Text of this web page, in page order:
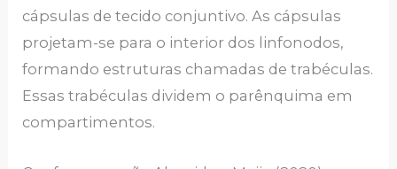
cápsulas de tecido conjuntivo. As cápsulas
projetam-se para o interior dos linfonodos,
formando estruturas chamadas de trabéculas.
Essas trabéculas dividem o parênquima em
compartimentos.